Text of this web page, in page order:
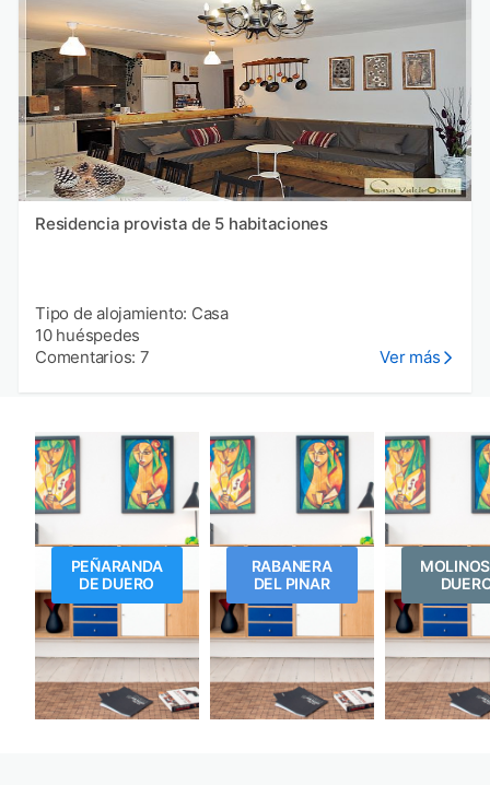
Residencia provista de 5 habitaciones
Tipo de alojamiento: Casa
10 huéspedes
Comentarios: 7
Ver más
PEÑARANDA
DE DUERO
RABANERA
DEL PINAR